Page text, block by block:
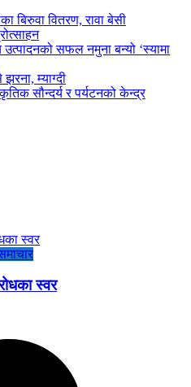
बिरुवा वितरण, रावा बेसी
उत्पादनको सफल नमुना बन्यो ‘स्यामा
म्याग्दी
सौन्दर्य र पर्यटनको केन्द्र
स्वर